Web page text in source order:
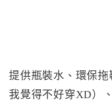
提供瓶裝水、環保拖
我覺得不好穿XD）